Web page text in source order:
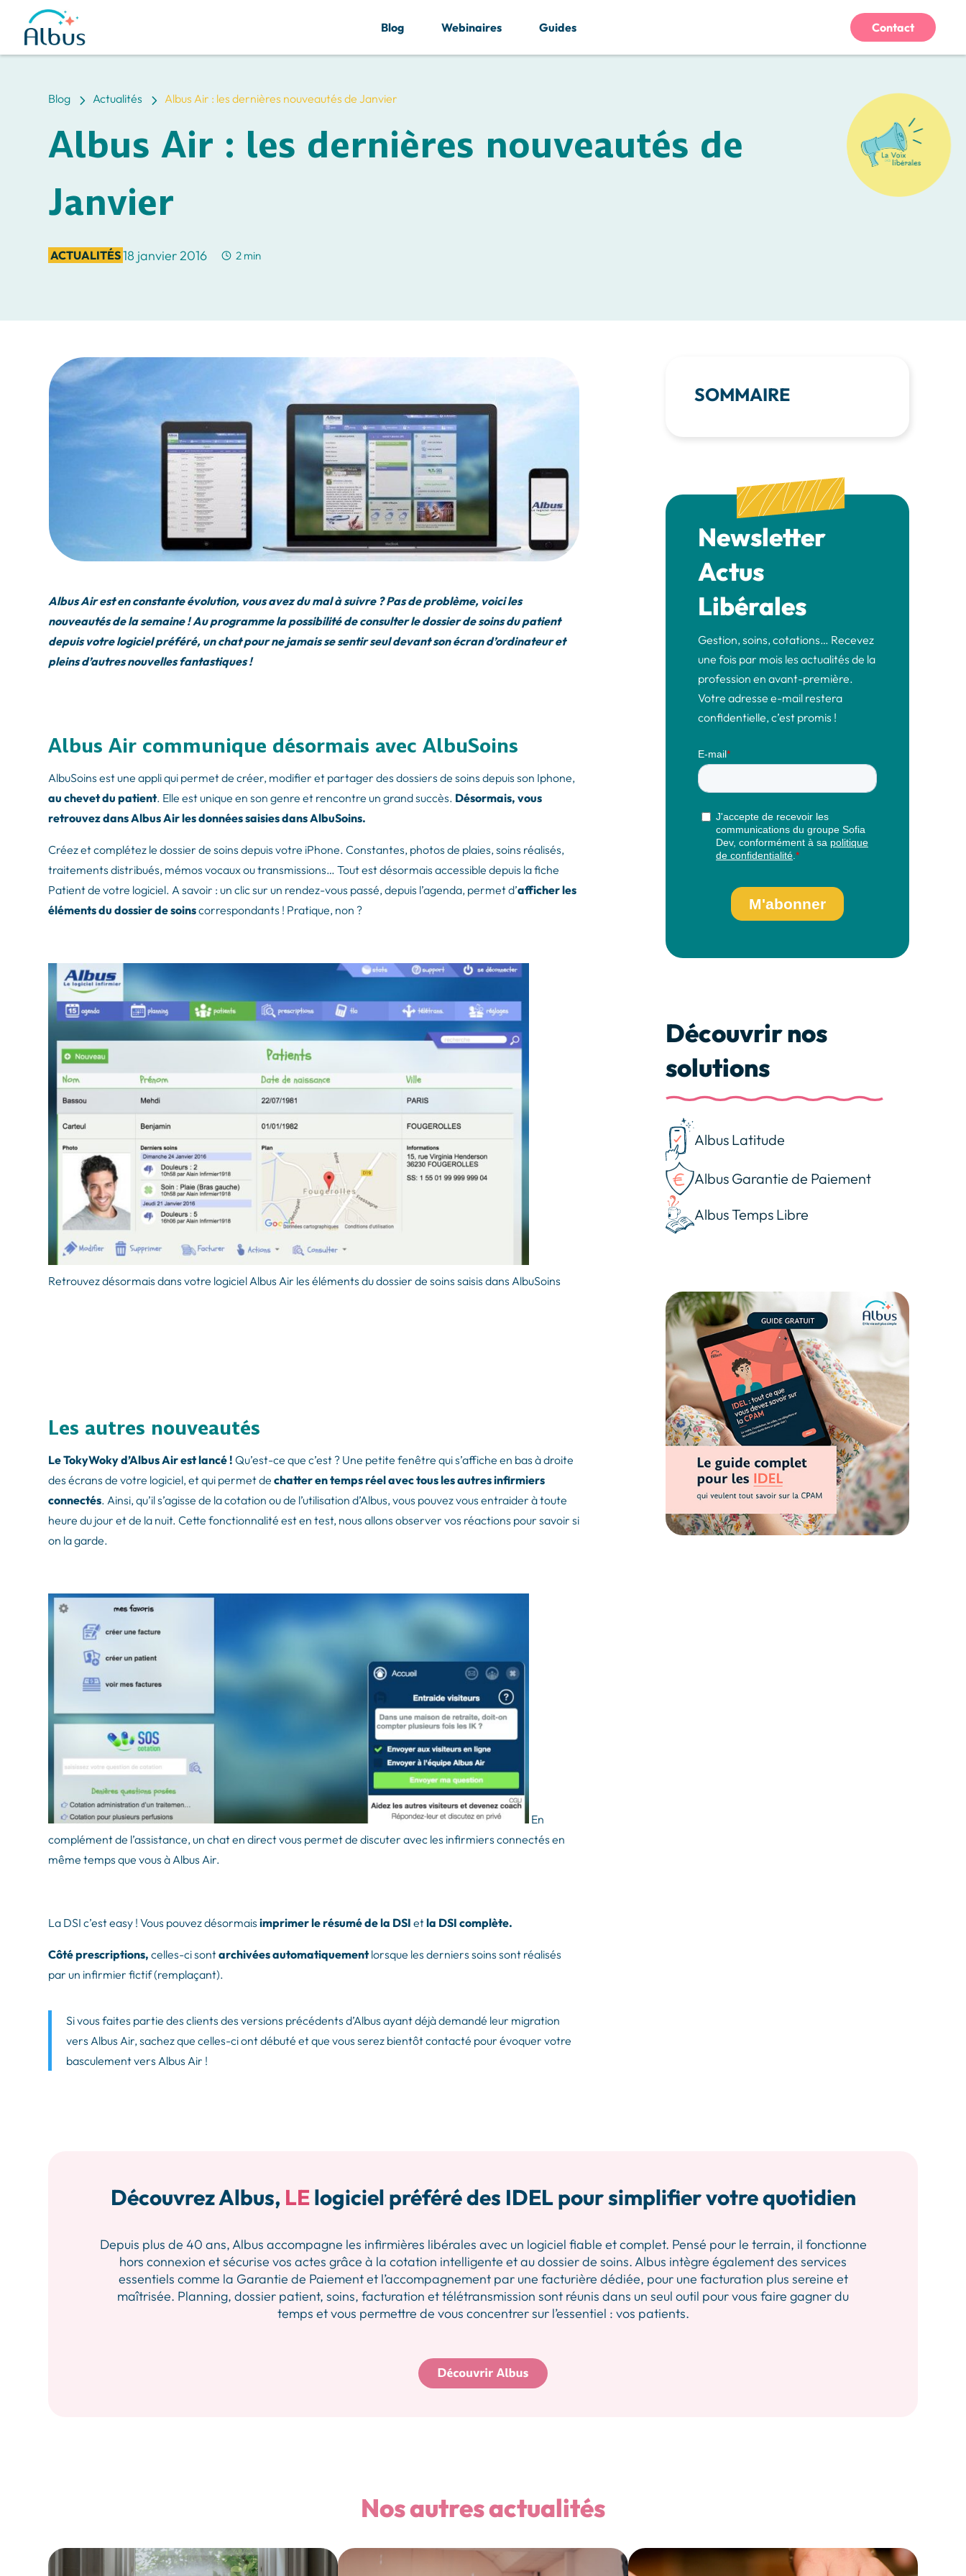
Blog 5 Actualités 5 Albus Air : les dernières nouveautés de Janvier
Albus Air : les dernières nouveautés de
Janvier
ACTUALITÉS18 janvier 2016 2 min
Albus Air est en constante évolution, vous avez du mal à suivre ? Pas de problème, voici les
nouveautés de la semaine ! Au programme la possibilité de consulter le dossier de soins du patient
depuis votre logiciel préféré, un chat pour ne jamais se sentir seul devant son écran d’ordinateur et
pleins d’autres nouvelles fantastiques !
Albus Air communique désormais avec AlbuSoins
AlbuSoins est une appli qui permet de créer, modifier et partager des dossiers de soins depuis son Iphone,
au chevet du patient. Elle est unique en son genre et rencontre un grand succès. Désormais, vous
retrouvez dans Albus Air les données saisies dans AlbuSoins.
Créez et complétez le dossier de soins depuis votre iPhone. Constantes, photos de plaies, soins réalisés,
traitements distribués, mémos vocaux ou transmissions… Tout est désormais accessible depuis la fiche
Patient de votre logiciel. A savoir : un clic sur un rendez-vous passé, depuis l’agenda, permet d’afficher les
éléments du dossier de soinscorrespondants ! Pratique, non ?
Retrouvez désormais dans votre logiciel Albus Air les éléments du dossier de soins saisis dans AlbuSoins
Les autres nouveautés
Le TokyWoky d’Albus Air est lancé !Qu’est-ce que c’est ? Une petite fenêtre qui s’affiche en bas à droite
des écrans de votre logiciel, et qui permet dechatter en temps réel avec tous les autres infirmiers
connectés. Ainsi, qu’il s’agisse de la cotation ou de l’utilisation d’Albus, vous pouvez vous entraider à toute
heure du jour et de la nuit. Cette fonctionnalité est en test, nous allons observer vos réactions pour savoir si
on la garde.
En
complément de l’assistance, un chat en direct vous permet de discuter avec les infirmiers connectés en
même temps que vous à Albus Air.
La DSI c’est easy ! Vous pouvez désormais imprimer le résumé de la DSIetla DSI complète.
Côté prescriptions,celles-ci sontarchivées automatiquementlorsque les derniers soins sont réalisés
par un infirmier fictif (remplaçant).
Si vous faites partie des clients des versions précédents d’Albus ayant déjà demandé leur migration
vers Albus Air, sachez que celles-ci ont débuté et que vous serez bientôt contacté pour évoquer votre
basculement vers Albus Air !
SOMMAIRE
Newsletter
Actus
Libérales
Gestion, soins, cotations… Recevez
une fois par mois les actualités de la
profession en avant-première.
Votre adresse e-mail restera
confidentielle, c’est promis !
Découvrir nos
solutions
Albus Latitude
Albus Garantie de Paiement
Albus Temps Libre
Découvrez Albus, LElogiciel préféré des IDEL pour simplifier votre quotidien
Depuis plus de 40 ans, Albus accompagne les infirmières libérales avec un logiciel fiable et complet. Pensé pour le terrain, il fonctionne
hors connexion et sécurise vos actes grâce à la cotation intelligente et au dossier de soins. Albus intègre également des services
essentiels comme la Garantie de Paiement et l’accompagnement par une facturière dédiée, pour une facturation plus sereine et
maîtrisée. Planning, dossier patient, soins, facturation et télétransmission sont réunis dans un seul outil pour vous faire gagner du
temps et vous permettre de vous concentrer sur l’essentiel : vos patients.
Nos autres actualités
Blog Webinaires Guides Contact